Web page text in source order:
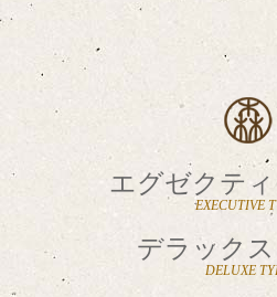
エグゼクテ
EXECUTIVE
デラック
DELUXE